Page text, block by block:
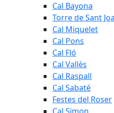
Cal Bayona
Torre de Sant
Cal Miquelet
Cal Pons
Cal Fló
Cal Vallès
Cal Raspall
Cal Sabaté
Festes del Roser